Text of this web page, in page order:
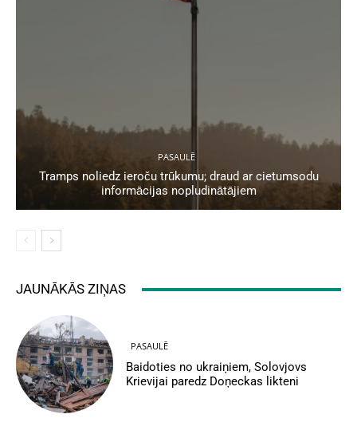
PASAULĒ
Tramps noliedz ieroču trūkumu; draud ar cietumsodu
informācijas nopludinātājiem
JAUNĀKĀS ZIŅAS
PASAULĒ
Baidoties no ukraiņiem, Solovjovs
Krievijai paredz Doņeckas likteni